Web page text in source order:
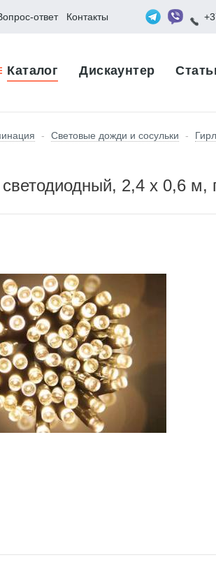
ответ Контакты
Каталог Дискаунтер
- Световые дожди и сосульки -
2,4 х 0,6